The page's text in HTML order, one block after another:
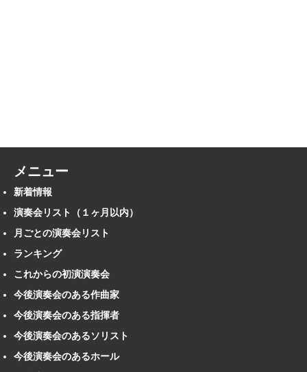
メニュー
新着情報
演奏会リスト（１ヶ月以内）
月ごとの演奏会リスト
ランキング
これからの初演演奏会
今後演奏会のある作曲家
今後演奏会のある指揮者
今後演奏会のあるソリスト
今後演奏会のあるホール